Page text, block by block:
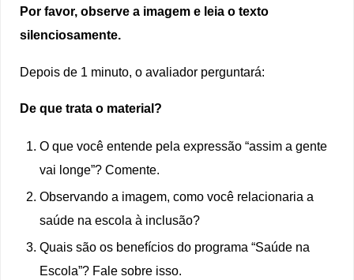
Por favor, observe a imagem e leia o texto
silenciosamente.
Depois de 1 minuto, o avaliador perguntará:
De que trata o material?
O que você entende pela expressão “assim a gente
vai longe”? Comente.
Observando a imagem, como você relacionaria a
saúde na escola à inclusão?
Quais são os benefícios do programa “Saúde na
Escola”? Fale sobre isso.